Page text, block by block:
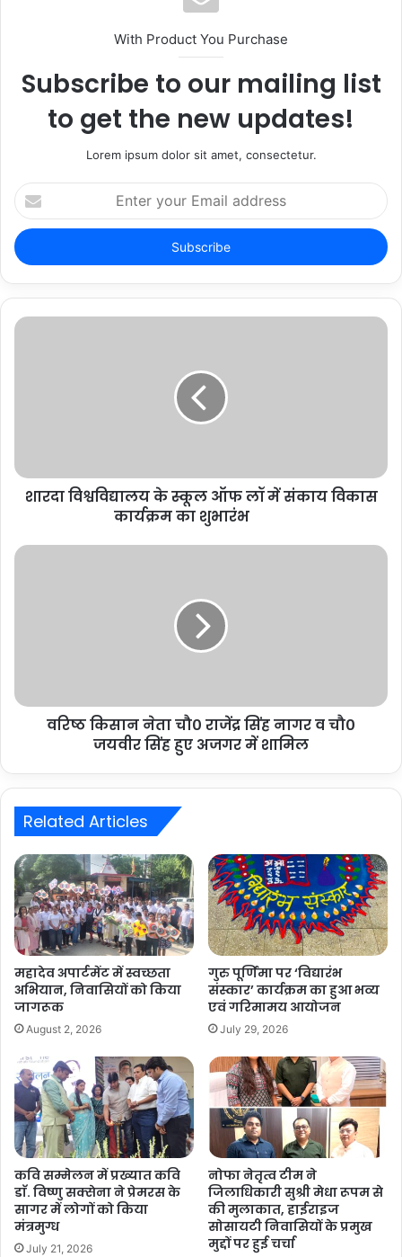
With Product You Purchase
Subscribe to our mailing list
to get the new updates!
Lorem ipsum dolor sit amet, consectetur.
Enter
your
Email
address
शारदा विश्वविद्यालय के स्कूल ऑफ लॉ में संकाय विकास
कार्यक्रम का शुभारंभ
वरिष्ठ किसान नेता चौ० राजेंद्र सिंह नागर व चौ०
जयवीर सिंह हुए अजगर में शामिल
Related Articles
महादेव अपार्टमेंट में स्वच्छता
अभियान, निवासियों को किया
जागरूक
August 2, 2026
गुरु पूर्णिमा पर ‘विद्यारंभ
संस्कार’ कार्यक्रम का हुआ भव्य
एवं गरिमामय आयोजन
July 29, 2026
कवि सम्मेलन में प्रख्यात कवि
डाॅ. विष्णु सक्सेना ने प्रेमरस के
सागर में लोगों को किया
मंत्रमुग्ध
July 21, 2026
नोफा नेतृत्व टीम ने
जिलाधिकारी सुश्री मेधा रूपम से
की मुलाकात, हाईराइज
सोसायटी निवासियों के प्रमुख
मुद्दों पर हुई चर्चा